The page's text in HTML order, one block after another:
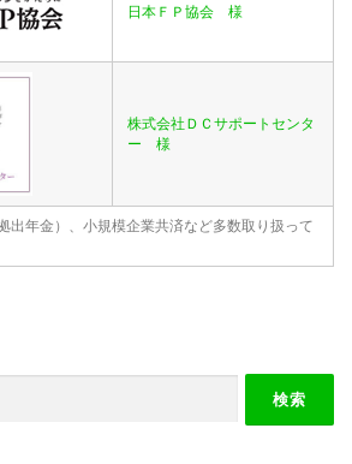
日本ＦＰ協会 様
株式会社ＤＣサポートセンタ
ー 様
出年金）、小規模企業共済など多数取り扱って